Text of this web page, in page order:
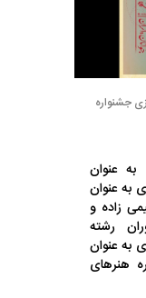
جشنواره
به عنوان
به عنوان
زاده و
رشته
به عنوان
هنرهای